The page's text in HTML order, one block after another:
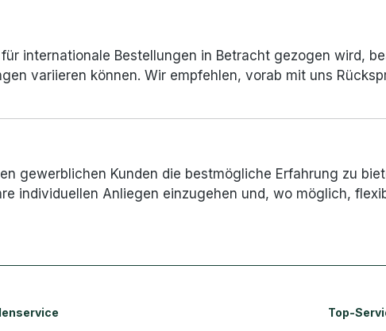
internationale Bestellungen in Betracht gezogen wird,
variieren können. Wir empfehlen, vorab mit uns
gewerblichen Kunden die bestmögliche Erfahrung zu
individuellen Anliegen einzugehen und, wo möglich,
Top-